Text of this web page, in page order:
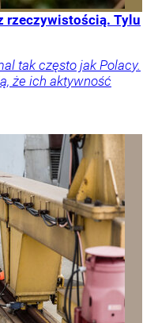
rzeczywistością. Tylu
tak często jak Polacy.
że ich aktywność